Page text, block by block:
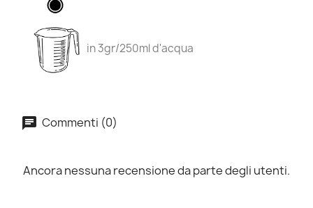
in 3gr/250ml d'acqua
Commenti (0)
Ancora nessuna recensione da parte degli utenti.